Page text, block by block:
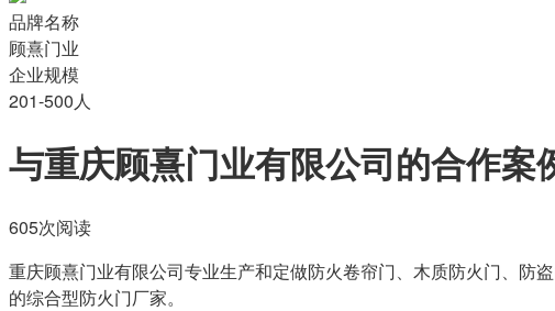
品牌名称
顾熹门业
企业规模
201-500人
与重庆顾熹门业有限公司的合作案
605次阅读
重庆顾熹门业有限公司专业生产和定做防火卷帘门、木质防火门、防
的综合型防火门厂家。